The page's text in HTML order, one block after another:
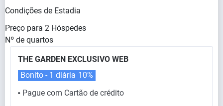
Condições de Estadia
Preço para 2 Hóspedes
Nº de quartos
THE GARDEN EXCLUSIVO WEB
⬤ Pague com Cartão de crédito
Bonito - 1 diária 10%